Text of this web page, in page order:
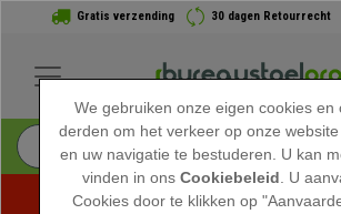
Gratis verzending 30 dagen Retourrecht
We gebruiken onze eigen cookies en
derden om het verkeer op onze
en uw navigatie te bestuderen. U kan
vinden in onsCookiebeleid . U
Cookies door te klikken op